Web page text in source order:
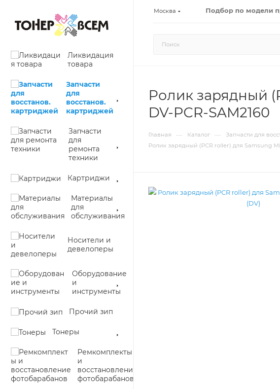
Москва Подбор по модели
Ликвидация
товара
Запчасти
для
восстанов.
картриджей
Запчасти
для
ремонта
техники
Картриджи
Материалы
для
обслуживания
Носители и
девелоперы
Оборудование
и
инструменты
Прочий зип
Тонеры
Ремкомплекты
и
восстановление
фотобарабанов
Ролик зарядный
DV-PCR-SAM2160
Главная — Каталог — Запчасти для
Ролик зарядный (PCR roller) для Samsung ML